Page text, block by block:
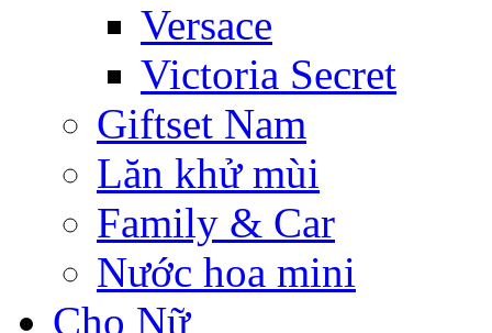
Versace
Victoria Secret
Giftset Nam
Lăn khử mùi
Family & Car
Nước hoa mini
Cho Nữ